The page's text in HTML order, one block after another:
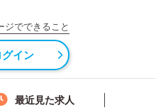
ジでできること
グイン
最近見た求人